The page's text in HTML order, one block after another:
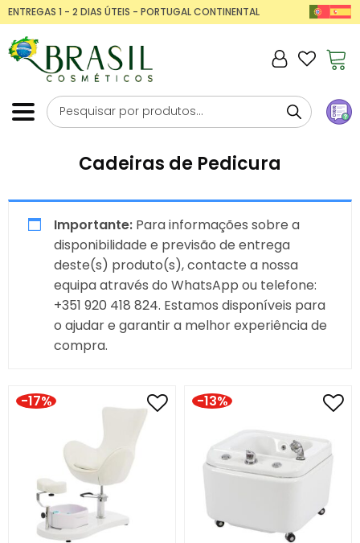
ENTREGAS 1 - 2 DIAS ÚTEIS - PORTUGAL CONTINENTAL
Cadeiras de Pedicura
Importante: Para informações sobre a
disponibilidade e previsão de entrega
deste(s) produto(s), contacte a nossa
equipa através do WhatsApp ou telefone:
+351 920 418 824. Estamos disponíveis para
o ajudar e garantir a melhor experiência de
compra.
-17% -13%